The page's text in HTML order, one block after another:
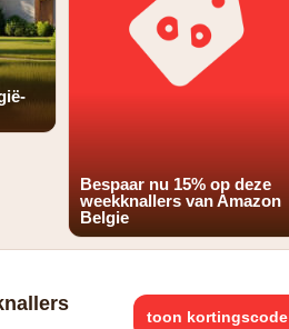
Bespaar nu 15% op deze
weekknallers van Amazon
Belgie
toon kortingscode